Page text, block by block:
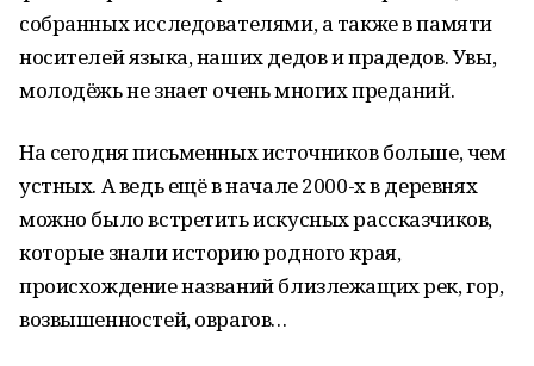
собранных исследователями, а также в памяти
носителей языка, наших дедов и прадедов. Увы,
молодёжь не знает очень многих преданий.
На сегодня письменных источников больше, чем
устных. А ведь ещё в начале 2000-х в деревнях
можно было встретить искусных рассказчиков,
которые знали историю родного края,
происхождение названий близлежащих рек, гор,
возвышенностей, оврагов…